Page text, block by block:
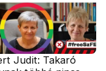
Judit: Takaró